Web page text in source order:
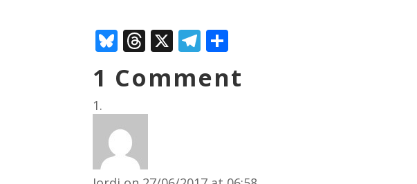
Bl
u
e
sk
y
T
re
a
X T
e
o
m
ix
1 Comment